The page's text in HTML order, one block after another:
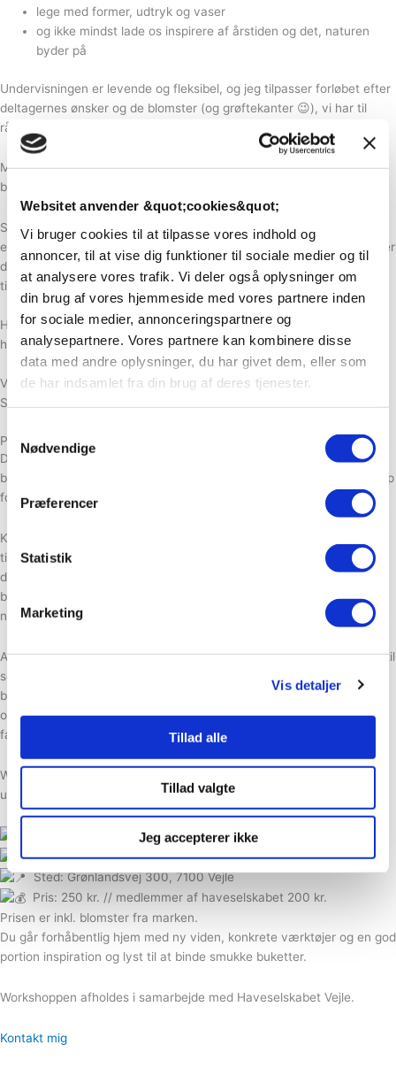
Websitet anvender &quot;cookies&quot;
Vi bruger cookies til at tilpasse vores indhold og
annoncer, til at vise dig funktioner til sociale medier og til
at analysere vores trafik. Vi deler også oplysninger om
din brug af vores hjemmeside med vores partnere inden
for sociale medier, annonceringspartnere og
analysepartnere. Vores partnere kan kombinere disse
data med andre oplysninger, du har givet dem, eller som
de har indsamlet fra din brug af deres tjenester.
Nødvendige
Præferencer
Statistik
Marketing
Vis detaljer
Tillad alle
Tillad valgte
Jeg accepterer ikke
lege med former, udtryk og vaser
og ikke mindst lade os inspirere af årstiden og det, naturen
byder på
Undervisningen er levende og fleksibel, og jeg tilpasser forløbet efter
deltagernes ønsker og de blomster (og grøftekanter 😉), vi har til
rådighed.
Mit mål er at give dig mod og redskaber til selv at skabe smukke
blomster – uden at købe dig fattig i importerede blomster.
Selvom juni ikke er måneden med det største blomsterflor i marken,
er det til gengæld en tid, hvor naturen er fuld af muligheder. Måske er
det netop derfor, at juni-forløbet er det, jeg har fået allerbedste
tilbagemeldinger på
Hvis du længes efter forårsfølelse, kreativ fordybelse og blomster i
hænderne – så er det her noget for dig 💚
Vil du sikre dig en plads allerede nu?
Send mig en mail på info@blomsterfabrikken.dk
Planlæg din skærehave
Drømmer du om at binde dine egne buketter, arbejde kreativt med
blomster og finde inspiration direkte i naturen? Så er denne workshop
for dig!
Kom med ud på blomstermarken og oplev hele processen – fra mark
til buket. På denne workshop starter vi med en tur i marken, hvor
deltagerne selv plukker blomster til deres buket. Herefter viser
blomsterbonde Fie Boesgaard, hvordan man binder en smuk og
naturlig buket i spiral.
Aftenen indeholder både demonstration, fortælling og masser af tid til
selv at binde. Der er fokus på spiralteknikken,
blomstersammensætning og på at skabe en buket med bevægelse
og personlighed. Fie hjælper undervejs både individuelt og i
fællesskab.
Workshoppen er for alle, der har lyst til at arbejde med blomster –
uanset erfaring.
Tirsdag d. 25 august
Tid: kl. 18:30 til 21:30
Sted: Grønlandsvej 300, 7100 Vejle
Pris: 250 kr. // medlemmer af haveselskabet 200 kr.
Prisen er inkl. blomster fra marken.
Du går forhåbentlig hjem med ny viden, konkrete værktøjer og en god
portion inspiration og lyst til at binde smukke buketter.
Workshoppen afholdes i samarbejde med Haveselskabet Vejle.
Kontakt mig